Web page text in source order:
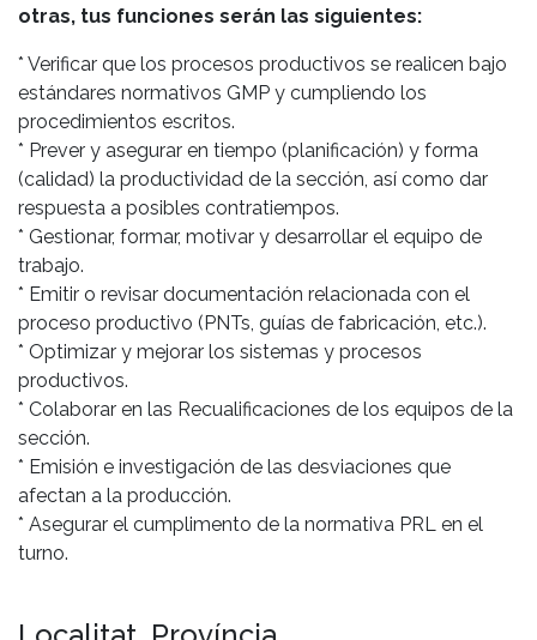
otras, tus funciones serán las siguientes:
* Verificar que los procesos productivos se realicen bajo
estándares normativos GMP y cumpliendo los
procedimientos escritos.
* Prever y asegurar en tiempo (planificación) y forma
(calidad) la productividad de la sección, así como dar
respuesta a posibles contratiempos.
* Gestionar, formar, motivar y desarrollar el equipo de
trabajo.
* Emitir o revisar documentación relacionada con el
proceso productivo (PNTs, guías de fabricación, etc.).
* Optimizar y mejorar los sistemas y procesos
productivos.
* Colaborar en las Recualificaciones de los equipos de la
sección.
* Emisión e investigación de las desviaciones que
afectan a la producción.
* Asegurar el cumplimento de la normativa PRL en el
turno.